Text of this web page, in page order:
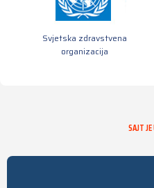
Svjetska zdravstvena
organizacija
SAJT